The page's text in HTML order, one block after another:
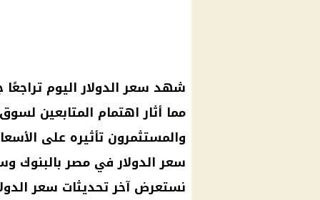
شهد سعر الدولار اليوم
مما أثار اهتمام المتابعين
والمستثمرون تأثيره على
سعر الدولار في مصر بالبنوك
نستعرض آخر تحديثات سعر